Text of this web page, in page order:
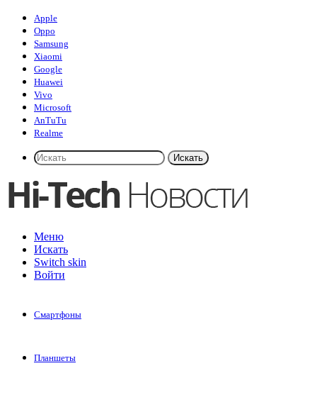
Apple
Oppo
Samsung
Xiaomi
Google
Huawei
Vivo
Microsoft
AnTuTu
Realme
Искать
Меню
Искать
Switch skin
Войти
Смартфоны
Планшеты